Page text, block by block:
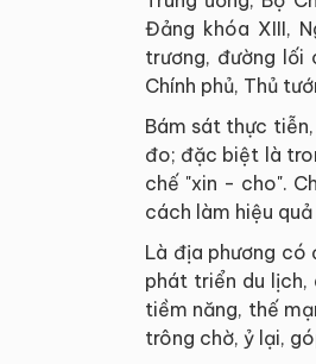
Đảng khóa XIII,
trương, đường lối
Chính phủ, Thủ
Bám sát thực
đo; đặc biệt là
chế "xin - cho".
cách làm hiệu
Là địa phương có
phát triển du lịch,
tiềm năng, thế
trông chờ, ỷ lại,